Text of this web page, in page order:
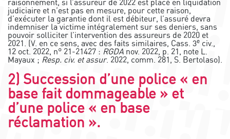
raisonnement, si l’assureur de 2022 est placé en liquidation
judiciaire et n’est pas en mesure, pour cette raison,
d’exécuter la garantie dont il est débiteur, l’assuré devra
indemniser la victime intégralement sur ses deniers, sans
pouvoir solliciter l’intervention des assureurs de 2020 et
2021. (V. en ce sens, avec des faits similaires, Cass. 3e civ.,
12 oct. 2022, n° 21-21427 : RGDA nov. 2022, p. 21, note L.
Mayaux ; Resp. civ. et assur. 2022, comm. 281, S. Bertolaso).
2) Succession d’une police « en
base fait dommageable » et
d’une police « en base
réclamation ».